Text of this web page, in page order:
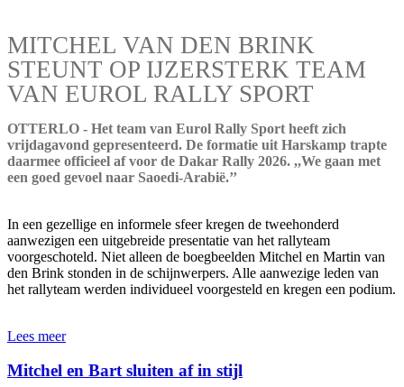
MITCHEL VAN DEN BRINK
STEUNT OP IJZERSTERK TEAM
VAN EUROL RALLY SPORT
OTTERLO - Het team van Eurol Rally Sport heeft zich
vrijdagavond gepresenteerd. De formatie uit Harskamp trapte
daarmee officieel af voor de Dakar Rally 2026. ,,We gaan met
een goed gevoel naar Saoedi-Arabië.’’
In een gezellige en informele sfeer kregen de tweehonderd
aanwezigen een uitgebreide presentatie van het rallyteam
voorgeschoteld. Niet alleen de boegbeelden Mitchel en Martin van
den Brink stonden in de schijnwerpers. Alle aanwezige leden van
het rallyteam werden individueel voorgesteld en kregen een podium.
Lees meer
Mitchel en Bart sluiten af in stijl